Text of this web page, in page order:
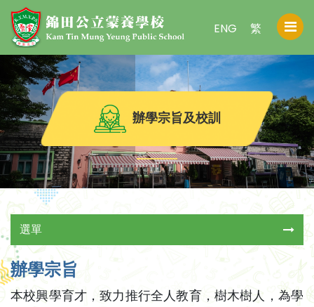
繁
ENG
辦學宗旨及校訓
選單
辦學宗旨
本校興學育才，致力推行全人教育，樹木樹人，為學